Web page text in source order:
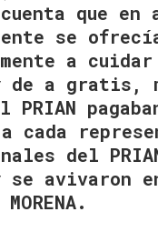
que en
se
a
a gratis,
PRIAN
cada
del
se avivaron